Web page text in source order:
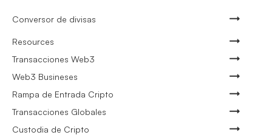
Conversor de divisas
Resources
Transacciones Web3
Web3 Busineses
Rampa de Entrada Cripto
Transacciones Globales
Custodia de Cripto